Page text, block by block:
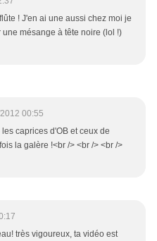
! J'en ai une aussi chez moi je
une mésange à tête noire (lol !)
00:55
caprices d'OB et ceux de
la galère !<br /> <br /> <br />
très vigoureux, ta vidéo est